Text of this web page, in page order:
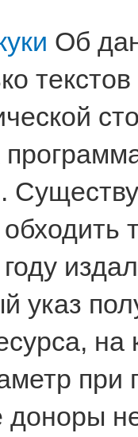
Об
указ
при